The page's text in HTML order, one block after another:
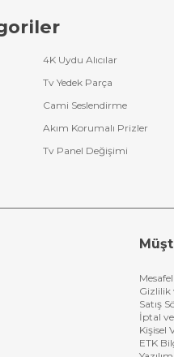
4K Uydu Alıcılar
Tv Yedek Parça
Cami Seslendirme
Akım Korumalı Prizler
Tv Panel Değişimi
Gizlilik
Satış
İptal
Kişisel
ETK